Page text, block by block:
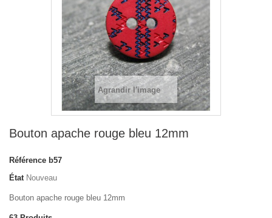
Agrandir l'image
Bouton apache rouge bleu 12mm
Référence b57
État Nouveau
Bouton apache rouge bleu 12mm